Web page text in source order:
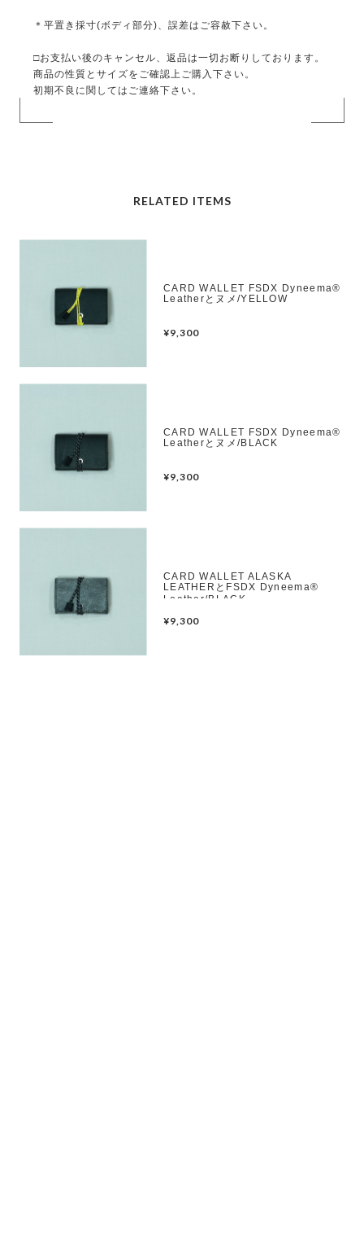
＊平置き採寸(ボディ部分)、誤差はご容赦下さい。
□お支払い後のキャンセル、返品は一切お断りしております。
商品の性質とサイズをご確認上ご購入下さい。
初期不良に関してはご連絡下さい。
RELATED ITEMS
CARD WALLET FSDX Dyneema®︎
Leatherとヌメ/YELLOW
¥9,300
CARD WALLET FSDX Dyneema®︎
Leatherとヌメ/BLACK
¥9,300
CARD WALLET ALASKA
LEATHERとFSDX Dyneema®︎
Leather/BLACK
¥9,300